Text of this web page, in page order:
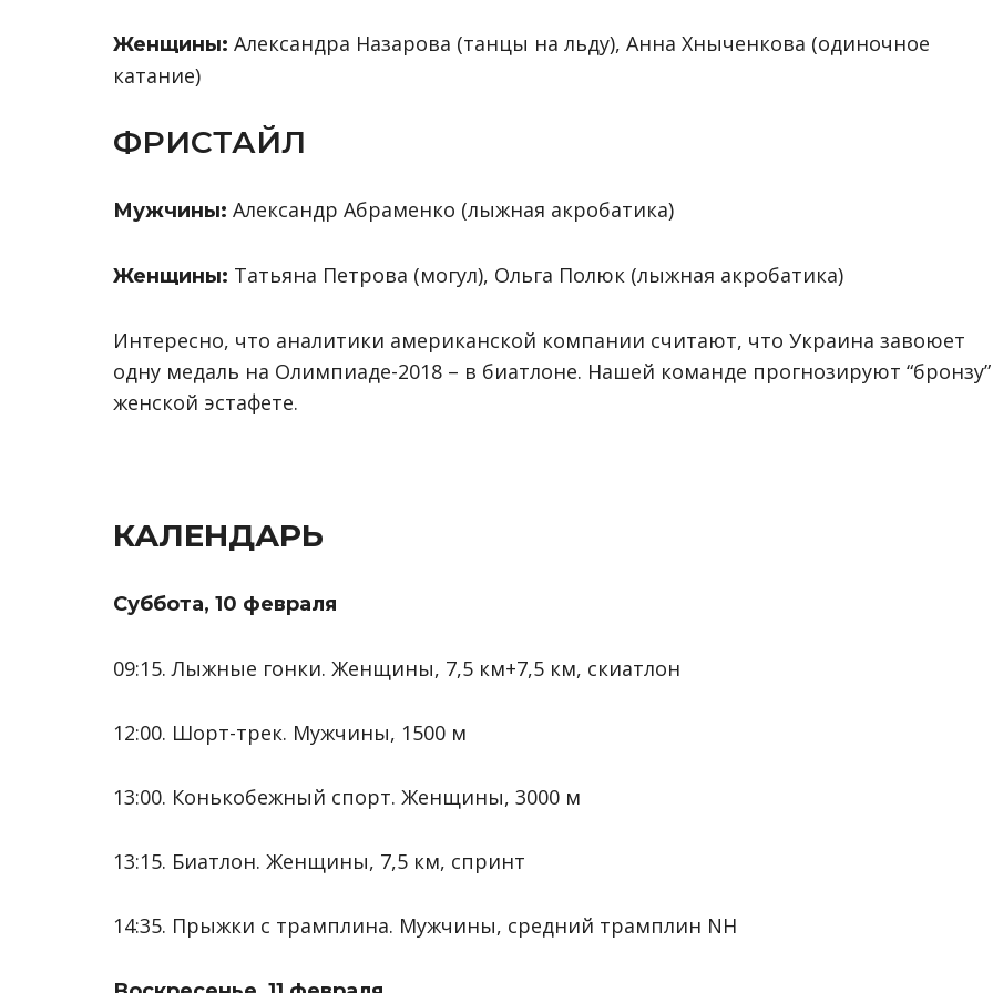
Женщины: Александра Назарова (танцы на льду), Анна Хныченкова (одиночное
катание)
ФРИСТАЙЛ
Мужчины: Александр Абраменко (лыжная акробатика)
Женщины: Татьяна Петрова (могул), Ольга Полюк (лыжная акробатика)
Интересно, что аналитики американской компании считают, что Украина завоюет
одну медаль на Олимпиаде-2018 – в биатлоне. Нашей команде прогнозируют
женской эстафете.
КАЛЕНДАРЬ
Суббота, 10 февраля
09:15. Лыжные гонки. Женщины, 7,5 км+7,5 км, скиатлон
12:00. Шорт-трек. Мужчины, 1500 м
13:00. Конькобежный спорт. Женщины, 3000 м
13:15. Биатлон. Женщины, 7,5 км, спринт
14:35. Прыжки с трамплина. Мужчины, средний трамплин NH